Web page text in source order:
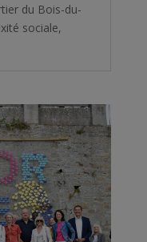
du Bois-du-
sociale,